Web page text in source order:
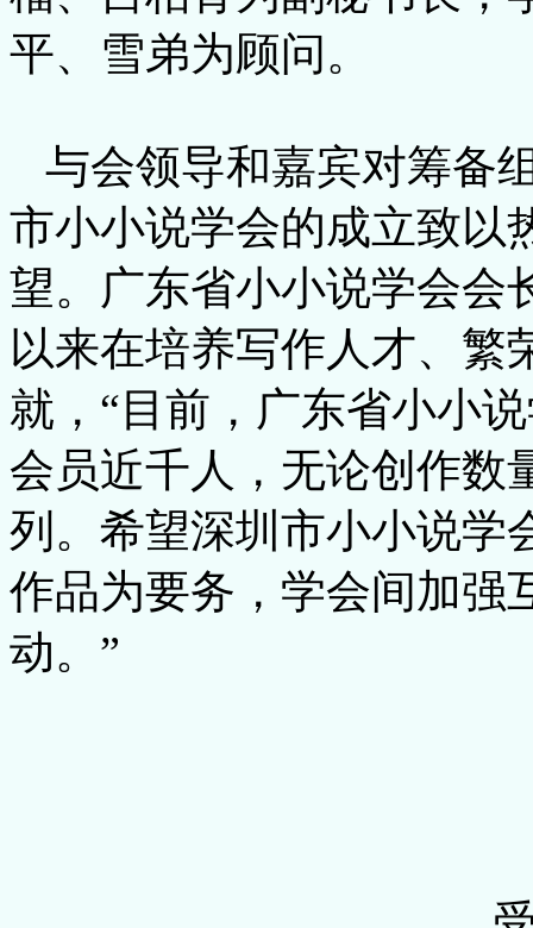
平、雪弟为顾问。
与会领导和嘉宾对筹备
市小小说学会的成立致以
望。广东省小小说学会会
以来在培养写作人才、繁
就，“目前，广东省小小
会员近千人，无论创作数
列。希望深圳市小小说学
作品为要务，学会间加强
动。”